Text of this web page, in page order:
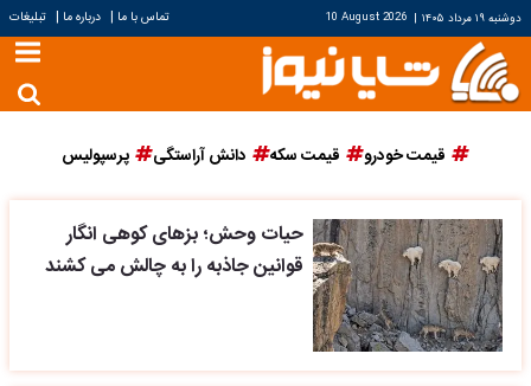
دوشنبه ۱۹ مرداد ۱۴۰۵ |
10 August 2026 تماس با ما | درباره ما | تبلیغات
قیمت خودرو قیمت سکه دانش آراستگی پرسپولیس
حیات وحش؛ بزهای کوهی انگار
قوانین جاذبه را به چالش می‌ کشند